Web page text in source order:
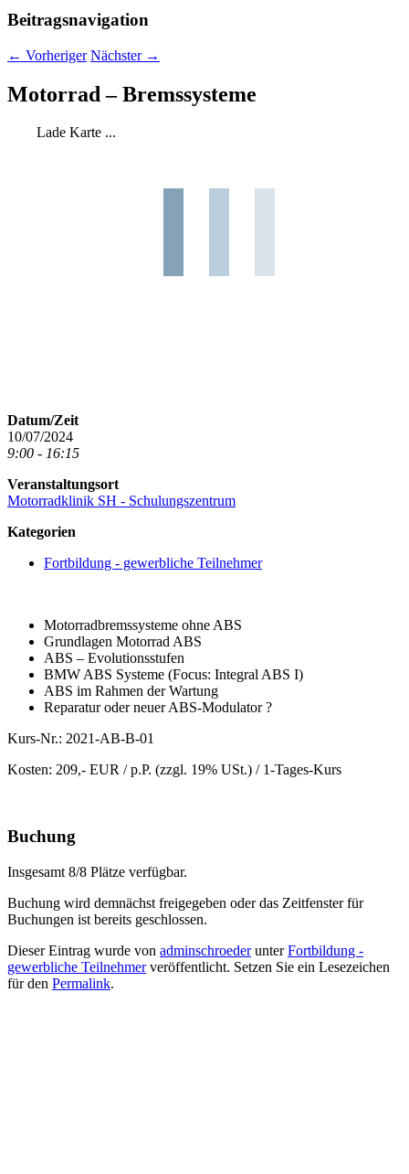
Beitragsnavigation
← Vorheriger Nächster →
Motorrad – Bremssysteme
Lade Karte ...
Datum/Zeit
10/07/2024
9:00 - 16:15
Veranstaltungsort
Motorradklinik SH - Schulungszentrum
Kategorien
Fortbildung - gewerbliche Teilnehmer
Motorradbremssysteme ohne ABS
Grundlagen Motorrad ABS
ABS – Evolutionsstufen
BMW ABS Systeme (Focus: Integral ABS I)
ABS im Rahmen der Wartung
Reparatur oder neuer ABS-Modulator ?
Kurs-Nr.: 2021-AB-B-01
Kosten: 209,- EUR / p.P. (zzgl. 19% USt.) / 1-Tages-Kurs
Buchung
Insgesamt 8/8 Plätze verfügbar.
Buchung wird demnächst freigegeben oder das Zeitfenster für
Buchungen ist bereits geschlossen.
Dieser Eintrag wurde von adminschroederunterFortbildung -
gewerbliche Teilnehmerveröffentlicht. Setzen Sie ein Lesezeichen
für den Permalink.